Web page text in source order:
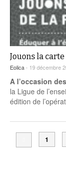
Jouons la
Eolica- 19 décembre
A l’occasion
la Ligue de
édition de
1